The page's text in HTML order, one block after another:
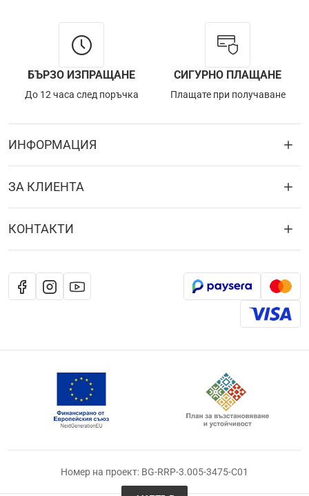
БЪРЗО ИЗПРАЩАНЕ
До 12 часа след поръчка
СИГУРНО ПЛАЩАНЕ
Плащате при получаване
ИНФОРМАЦИЯ
ЗА КЛИЕНТА
КОНТАКТИ
Номер на проект: BG-RRP-3.005-3475-C01